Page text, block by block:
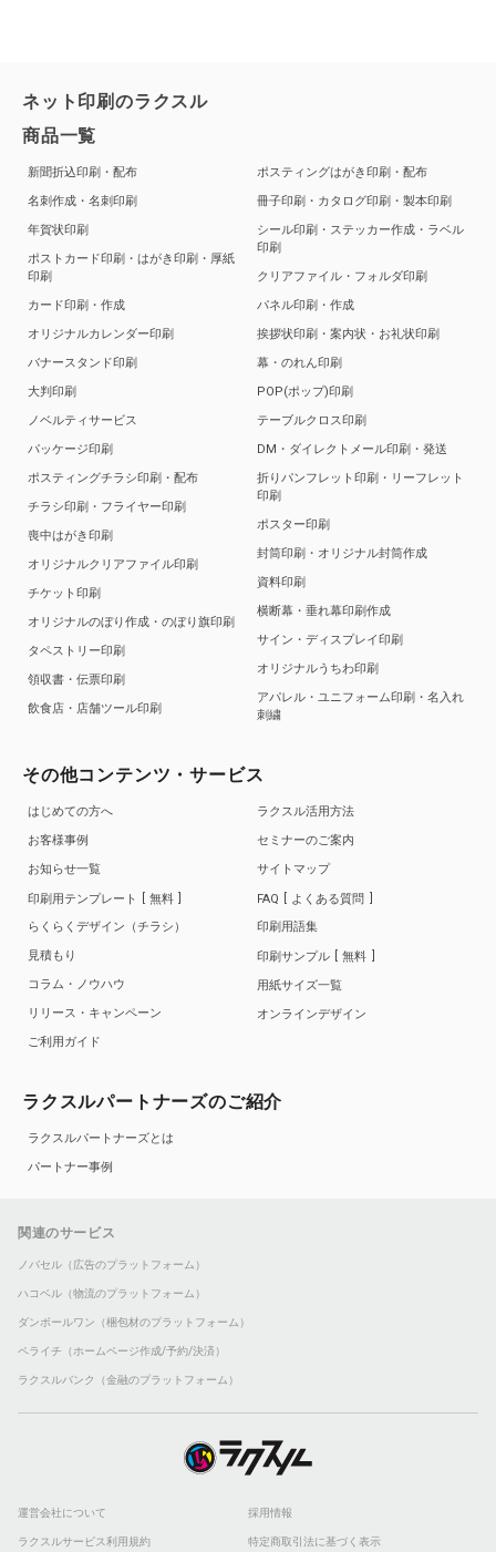
ネット印刷のラクスル
商品一覧
新聞折込印刷・配布
名刺作成・名刺印刷
年賀状印刷
ポストカード印刷・はがき印刷・厚紙
印刷
カード印刷・作成
オリジナルカレンダー印刷
バナースタンド印刷
大判印刷
ノベルティサービス
パッケージ印刷
ポスティングチラシ印刷・配布
チラシ印刷・フライヤー印刷
喪中はがき印刷
オリジナルクリアファイル印刷
チケット印刷
オリジナルのぼり作成・のぼり旗印刷
タペストリー印刷
領収書・伝票印刷
飲食店・店舗ツール印刷
ポスティングはがき印刷・配布
冊子印刷・カタログ印刷・製本印刷
シール印刷・ステッカー作成・ラベル
印刷
クリアファイル・フォルダ印刷
パネル印刷・作成
挨拶状印刷・案内状・お礼状印刷
幕・のれん印刷
POP(ポップ)印刷
テーブルクロス印刷
DM・ダイレクトメール印刷・発送
折りパンフレット印刷・リーフレット
印刷
ポスター印刷
封筒印刷・オリジナル封筒作成
資料印刷
横断幕・垂れ幕印刷作成
サイン・ディスプレイ印刷
オリジナルうちわ印刷
アパレル・ユニフォーム印刷・名入れ
刺繍
その他コンテンツ・サービス
はじめての方へ
お客様事例
お知らせ一覧
印刷用テンプレート
無料
らくらくデザイン（チラシ）
見積もり
コラム・ノウハウ
リリース・キャンペーン
ご利用ガイド
ラクスル活用方法
セミナーのご案内
サイトマップ
FAQ
よくある質問
印刷用語集
印刷サンプル
無料
用紙サイズ一覧
オンラインデザイン
ラクスルパートナーズのご紹介
ラクスルパートナーズとは
パートナー事例
関連のサービス
ノバセル（広告のプラットフォーム）
ハコベル（物流のプラットフォーム）
ダンボールワン（梱包材のプラットフォーム）
ペライチ（ホームページ作成/予約/決済）
ラクスルバンク（金融のプラットフォーム）
運営会社について 採用情報
ラクスルサービス利用規約 特定商取引法に基づく表示